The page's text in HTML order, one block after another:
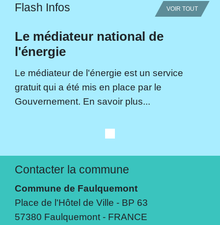
Flash Infos VOIR TOUT
Le médiateur national de
l'énergie
Le médiateur de l'énergie est un service
gratuit qui a été mis en place par le
Gouvernement. En savoir plus...
Contacter la commune
Commune de Faulquemont
Place de l'Hôtel de Ville - BP 63
57380 Faulquemont - FRANCE